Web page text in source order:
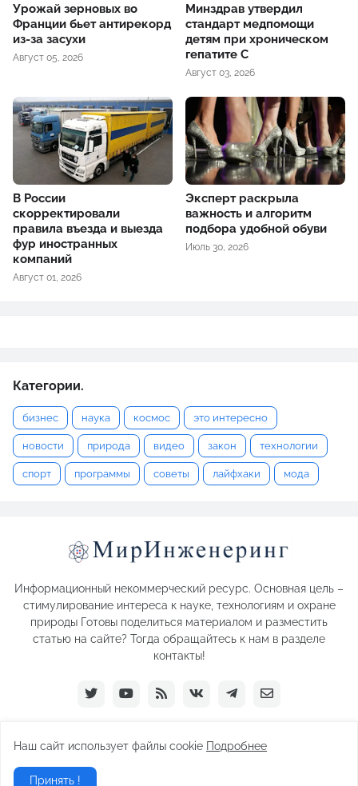
Урожай зерновых во
Франции бьет антирекорд
из-за засухи
Август 05, 2026
Минздрав утвердил
стандарт медпомощи
детям при хроническом
гепатите С
Август 03, 2026
В России
скорректировали
правила въезда и выезда
фур иностранных
компаний
Август 01, 2026
Эксперт раскрыла
важность и алгоритм
подбора удобной обуви
Июль 30, 2026
Категории.
бизнес наука космос это интересно
новости природа видео закон технологии
спорт программы советы лайфхаки мода
Информационный некоммерческий ресурс. Основная цель –
стимулирование интереса к науке, технологиям и охране
природы Готовы поделиться материалом и разместить
статью на сайте? Тогда обращайтесь к нам в разделе
контакты!
Home
Наш сайт использует файлы cookie Подробнее
Принять !